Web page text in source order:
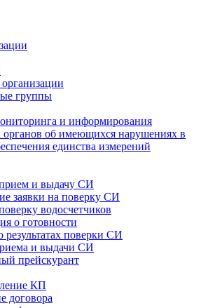
группы
и информирования
органов об имеющихся нарушениях в
единства измерений
и выдачу СИ
заявки на поверку СИ
водосчетчиков
о готовности
результатах поверки СИ
и выдачи СИ
прейскурант
КП
договора